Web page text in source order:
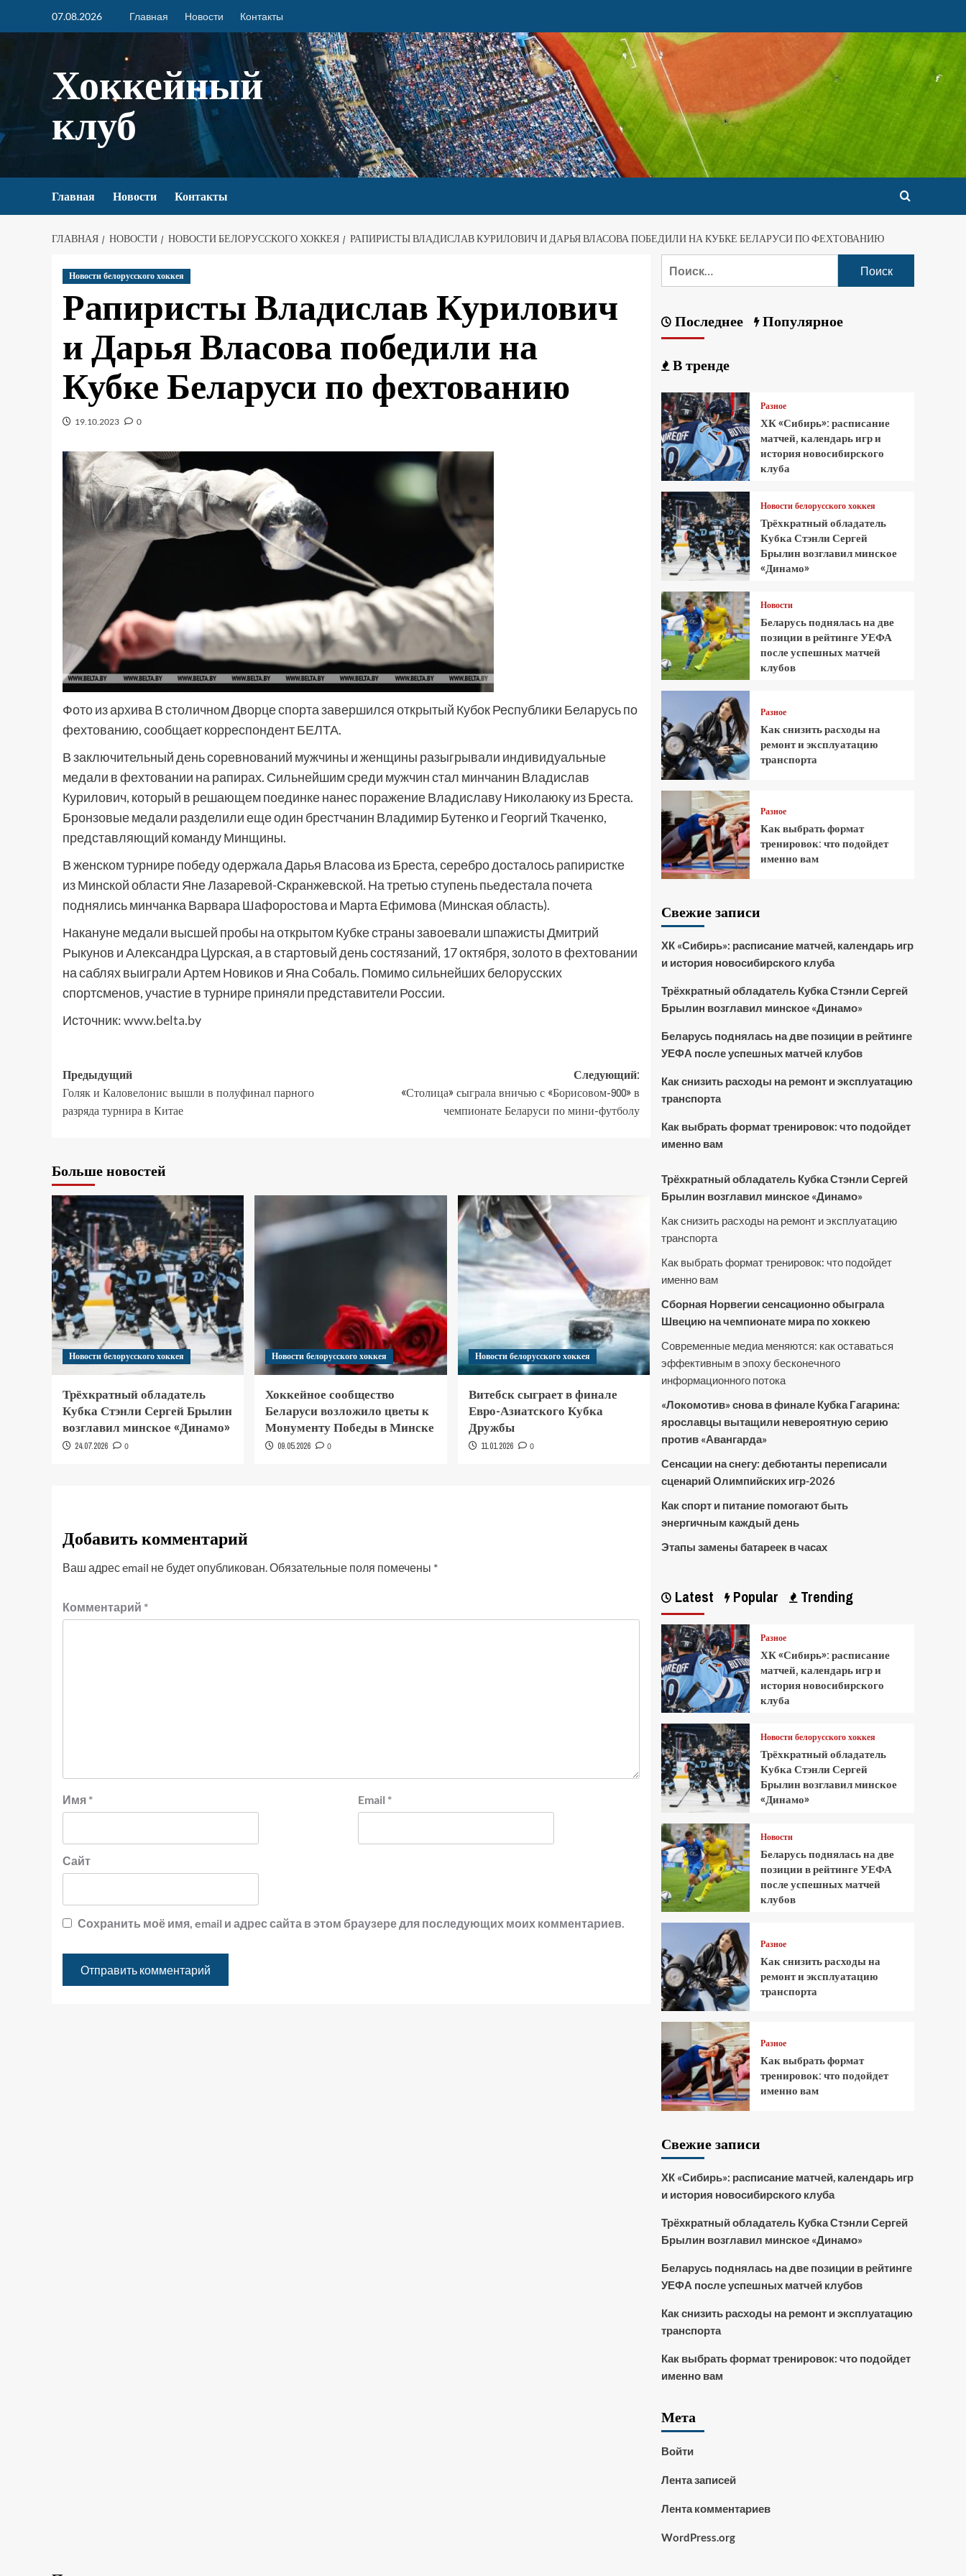
07.08.2026 Главная Новости Контакты
Хоккейный
клуб
Главная Новости Контакты
ГЛАВНАЯ НОВОСТИ НОВОСТИ БЕЛОРУССКОГО ХОККЕЯ РАПИРИСТЫ ВЛАДИСЛАВ КУРИЛОВИЧ И ДАРЬЯ ВЛАСОВА ПОБЕДИЛИ НА КУБКЕ БЕЛАРУСИ ПО ФЕХТОВАНИЮ
Новости белорусского хоккея
Рапиристы Владислав Курилович
и Дарья Власова победили на
Кубке Беларуси по фехтованию
19.10.2023 0
Фото из архива В столичном Дворце спорта завершился открытый Кубок Республики Беларусь по
фехтованию, сообщает корреспондент БЕЛТА.
В заключительный день соревнований мужчины и женщины разыгрывали индивидуальные
медали в фехтовании на рапирах. Сильнейшим среди мужчин стал минчанин Владислав
Курилович, который в решающем поединке нанес поражение Владиславу Николаюку из Бреста.
Бронзовые медали разделили еще один брестчанин Владимир Бутенко и Георгий Ткаченко,
представляющий команду Минщины.
В женском турнире победу одержала Дарья Власова из Бреста, серебро досталось рапиристке
из Минской области Яне Лазаревой-Скранжевской. На третью ступень пьедестала почета
поднялись минчанка Варвара Шафоростова и Марта Ефимова (Минская область).
Накануне медали высшей пробы на открытом Кубке страны завоевали шпажисты Дмитрий
Рыкунов и Александра Цурская, а в стартовый день состязаний, 17 октября, золото в фехтовании
на саблях выиграли Артем Новиков и Яна Собаль. Помимо сильнейших белорусских
спортсменов, участие в турнире приняли представители России.
Источник:www.belta.by
Предыдущий
Голяк и Каловелонис вышли в полуфинал парного
разряда турнира в Китае
Следующий:
«Столица» сыграла вничью с «Борисовом-900» в
чемпионате Беларуси по мини-футболу
Больше новостей
Новости белорусского хоккея
Трёхкратный обладатель
Кубка Стэнли Сергей Брылин
возглавил минское «Динамо»
24.07.2026 0
Новости белорусского хоккея
Хоккейное сообщество
Беларуси возложило цветы к
Монументу Победы в Минске
09.05.2026 0
Новости белорусского хоккея
Витебск сыграет в финале
Евро-Азиатского Кубка
Дружбы
11.01.2026 0
Добавить комментарий
Ваш адрес email не будет опубликован.Обязательные поля помечены *
Комментарий *
Имя * Email *
Сайт
Сохранить моё имя, email и адрес сайта в этом браузере для последующих моих комментариев.
Последнее Популярное
В тренде
Разное
ХК «Сибирь»: расписание
матчей, календарь игр и
история новосибирского
клуба
Новости белорусского хоккея
Трёхкратный обладатель
Кубка Стэнли Сергей
Брылин возглавил минское
«Динамо»
Новости
Беларусь поднялась на две
позиции в рейтинге УЕФА
после успешных матчей
клубов
Разное
Как снизить расходы на
ремонт и эксплуатацию
транспорта
Разное
Как выбрать формат
тренировок: что подойдет
именно вам
Свежие записи
ХК «Сибирь»: расписание матчей, календарь игр
и история новосибирского клуба
Трёхкратный обладатель Кубка Стэнли Сергей
Брылин возглавил минское «Динамо»
Беларусь поднялась на две позиции в рейтинге
УЕФА после успешных матчей клубов
Как снизить расходы на ремонт и эксплуатацию
транспорта
Как выбрать формат тренировок: что подойдет
именно вам
Трёхкратный обладатель Кубка Стэнли Сергей
Брылин возглавил минское «Динамо»
Как снизить расходы на ремонт и эксплуатацию
транспорта
Как выбрать формат тренировок: что подойдет
именно вам
Сборная Норвегии сенсационно обыграла
Швецию на чемпионате мира по хоккею
Современные медиа меняются: как оставаться
эффективным в эпоху бесконечного
информационного потока
«Локомотив» снова в финале Кубка Гагарина:
ярославцы вытащили невероятную серию
против «Авангарда»
Сенсации на снегу: дебютанты переписали
сценарий Олимпийских игр-2026
Как спорт и питание помогают быть
энергичным каждый день
Этапы замены батареек в часах
Latest Popular Trending
Разное
ХК «Сибирь»: расписание
матчей, календарь игр и
история новосибирского
клуба
Новости белорусского хоккея
Трёхкратный обладатель
Кубка Стэнли Сергей
Брылин возглавил минское
«Динамо»
Новости
Беларусь поднялась на две
позиции в рейтинге УЕФА
после успешных матчей
клубов
Разное
Как снизить расходы на
ремонт и эксплуатацию
транспорта
Разное
Как выбрать формат
тренировок: что подойдет
именно вам
Свежие записи
ХК «Сибирь»: расписание матчей, календарь игр
и история новосибирского клуба
Трёхкратный обладатель Кубка Стэнли Сергей
Брылин возглавил минское «Динамо»
Беларусь поднялась на две позиции в рейтинге
УЕФА после успешных матчей клубов
Как снизить расходы на ремонт и эксплуатацию
транспорта
Как выбрать формат тренировок: что подойдет
именно вам
Мета
Войти
Лента записей
Лента комментариев
WordPress.org